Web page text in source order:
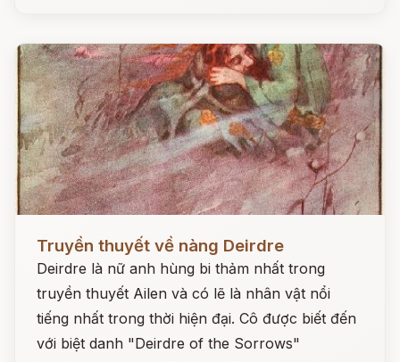
Đọc ngay
Truyền thuyết về nàng Deirdre
Deirdre là nữ anh hùng bi thảm nhất trong
truyền thuyết Ailen và có lẽ là nhân vật nổi
tiếng nhất trong thời hiện đại. Cô được biết đến
với biệt danh "Deirdre of the Sorrows"